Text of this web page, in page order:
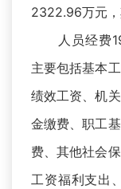
2322.96万元，
人员经费
主要包括基本
绩效工资、机
金缴费、职工
费、其他社会
工资福利支出